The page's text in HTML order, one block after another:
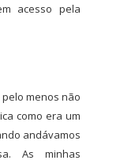
acesso pela
pelo menos não
como era um
andávamos
As minhas